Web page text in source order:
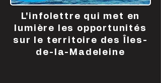
L'infolettre qui met en
lumière les opportunités
sur le territoire des Îles-
de-la-Madeleine